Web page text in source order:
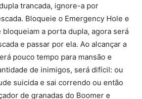
trancada, ignore-a por
Bloqueie o Emergency Hole e
a porta dupla, agora será
e passar por ela. Ao alcançar a
pouco tempo para mansão e
de inimigos, será difícil: ou
suicida e sai correndo ou então
de granadas do Boomer e